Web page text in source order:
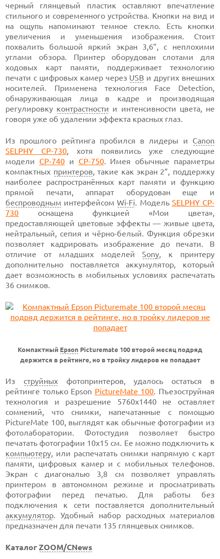
черный глянцевый пластик оставляют впечатление
стильного и современного устройства. Кнопки на вид и
на ощупь напоминают темное стекло. Есть кнопки
увеличения и уменьшения изображения. Стоит
похвалить большой яркий экран 3,6”, с неплохими
углами обзора. Принтер оборудован слотами для
ходовых карт памяти, поддерживает технологию
печати с цифровых камер через USB и других внешних
носителей. Применена технология Face Detection,
обнаруживающая лица в кадре и производящая
регулировку контрастности и интенсивности цвета, не
говоря уже об удалении эффекта красных глаз.
Из прошлого рейтинга пробился в лидеры и Canon
SELPHY CP-730, хотя появились уже следующие
модели CP-740и CP-750. Имея обычные параметры
компактных принтеров, такие как экран 2”, поддержку
наиболее распространённых карт памяти и функцию
прямой печати, аппарат оборудован еще и
беспроводным интерфейсомWi-Fi. Модель SELPHY CP-
730 оснащена функцией «Мои цвета»,
предоставляющей цветовые эффекты — живые цвета,
нейтральный, сепия и чёрно-белый. Функция обрезки
позволяет кадрировать изображение до печати. В
отличие от младших моделейSony, к принтеру
дополнительно поставляется аккумулятор, который
дает возможность в мобильных условиях распечатать
36 снимков.
Компактный Epson Picturemate 100 второй месяц подряд
держится в рейтинге, но в тройку лидеров не попадает
Из струйныхфотопринтеров, удалось остаться в
рейтинге только Epson PictureMate 100. Пъезоструйная
технология и разрешение 5760x1440 не оставляет
сомнений, что снимки, напечатанные с помощью
PictureMate 100, выглядят как обычные фотографии из
фотолаборатории. Фотостудия позволяет быстро
печатать фотографии 10х15 см. Ее можно подключить к
компьютеру, или распечатать снимки напрямую с карт
памяти, цифровых камер и с мобильных телефонов.
Экран с диагональю 3,8 см позволяет управлять
принтером в автономном режиме и просматривать
фотографии перед печатью. Для работы без
подключения к сети поставляется дополнительный
аккумулятор. Удобный набор расходных материалов
предназначен для печати 135 глянцевых снимков.
КаталогZOOM/CNews